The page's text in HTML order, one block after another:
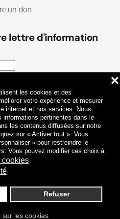
les cookies et des
votre expérience et mesurer
internet et nos services. Nous
pertinentes dans le
les contenus diffusées sur notre
sur « Activer tout ». Vous
» pour restreindre le
Vous pouvez modifier ces choix à
cookies
Refuser
❌
les cookies
un don
lettre d'information
et conditionset la